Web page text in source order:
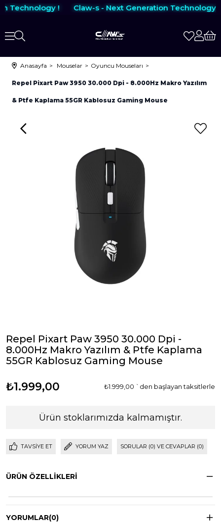
Technology ! Claw-s - Next Generation Technology !
Anasayfa Mouselar Oyuncu Mouseları
Repel Pixart Paw 3950 30.000 Dpi - 8.000Hz Makro Yazılım
& Ptfe Kaplama 55GR Kablosuz Gaming Mouse
Repel Pixart Paw 3950 30.000 Dpi -
8.000Hz Makro Yazılım & Ptfe Kaplama
55GR Kablosuz Gaming Mouse
₺1.999,00 ₺1.999,00 `den başlayan taksitlerle
Ürün stoklarımızda kalmamıştır.
TAVSIYE ET YORUM YAZ SORULAR (0) VE CEVAPLAR (0)
ÜRÜN ÖZELLIKLERI
YORUMLAR(0)